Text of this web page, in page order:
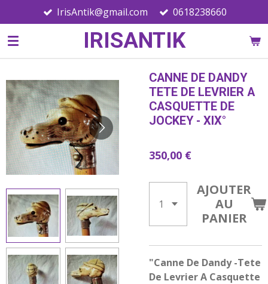
au
contenu
IRISANTIK
IrisAntik@gmail.com 0618238660
CANNE DE DANDY
TETE DE LEVRIER A
CASQUETTE DE
JOCKEY - XIX°
350,00 €
AJOUTER
AU
PANIER
"Canne De Dandy -Tete
De Levrier A Casquette